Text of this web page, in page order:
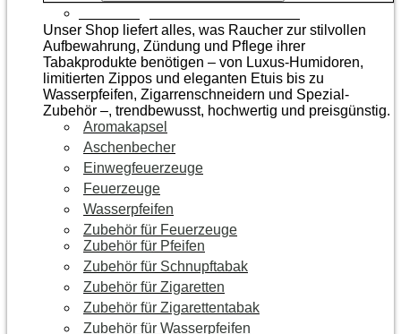
Unser Shop liefert alles, was Raucher zur stilvollen
Aufbewahrung, Zündung und Pflege ihrer
Tabakprodukte benötigen – von Luxus-Humidoren,
limitierten Zippos und eleganten Etuis bis zu
Wasserpfeifen, Zigarrenschneidern und Spezial-
Zubehör –, trendbewusst, hochwertig und preisgünstig.
Aromakapsel
Aschenbecher
Einwegfeuerzeuge
Feuerzeuge
Wasserpfeifen
Zubehör für Feuerzeuge
Zubehör für Pfeifen
Zubehör für Schnupftabak
Zubehör für Zigaretten
Zubehör für Zigarettentabak
Zubehör für Wasserpfeifen